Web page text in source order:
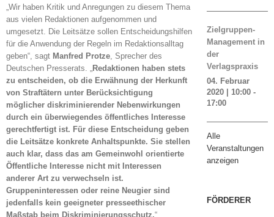
„Wir haben Kritik und Anregungen zu diesem Thema
aus vielen Redaktionen aufgenommen und
umgesetzt. Die Leitsätze sollen Entscheidungshilfen
für die Anwendung der Regeln im Redaktionsalltag
geben“, sagt Manfred Protze, Sprecher des
Deutschen Presserats. „Redaktionen haben stets
zu entscheiden, ob die Erwähnung der Herkunft
von Straftätern unter Berücksichtigung
möglicher diskriminierender Nebenwirkungen
durch ein überwiegendes öffentliches Interesse
gerechtfertigt ist. Für diese Entscheidung geben
die Leitsätze konkrete Anhaltspunkte. Sie stellen
auch klar, dass das am Gemeinwohl orientierte
Öffentliche Interesse nicht mit Interessen
anderer Art zu verwechseln ist.
Gruppeninteressen oder reine Neugier sind
jedenfalls kein geeigneter presseethischer
Maßstab beim Diskriminierungsschutz.“
Zielgruppen-
Management in
der
Verlagspraxis
04. Februar
2020 | 10:00-
17:00
Alle
Veranstaltungen
anzeigen
FÖRDERER